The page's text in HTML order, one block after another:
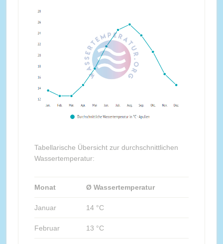
Tabellarische Übersicht zur durchschnittlichen
Wassertemperatur:
Monat Ø Wassertemperatur
Januar 14 °C
Februar 13 °C